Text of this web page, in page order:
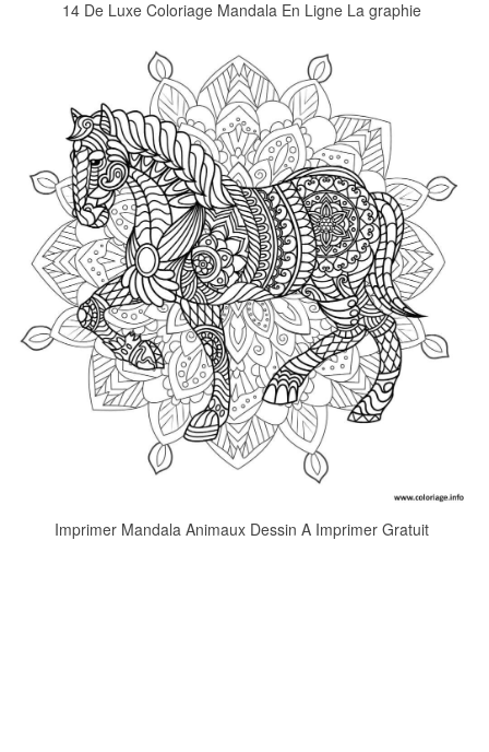
14 De Luxe Coloriage Mandala En Ligne La graphie
Imprimer Mandala Animaux Dessin A Imprimer Gratuit